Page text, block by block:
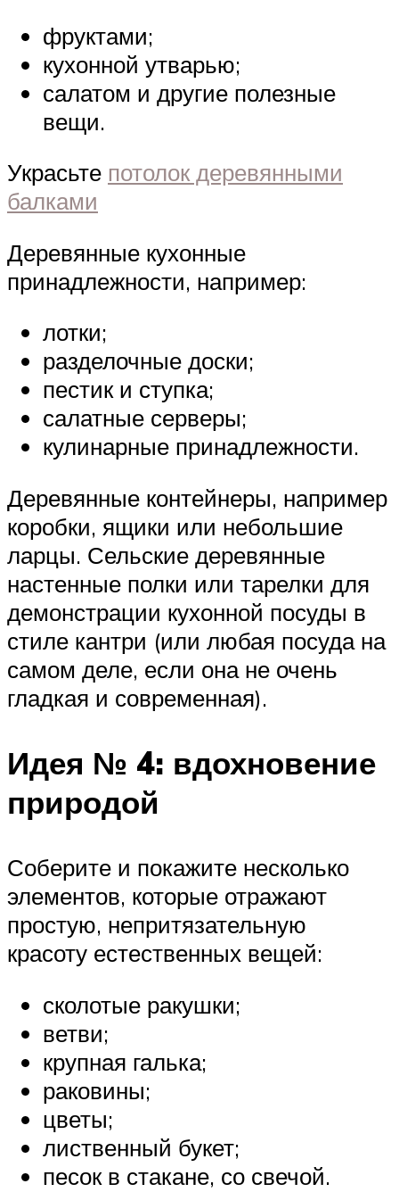
фруктами;
кухонной утварью;
салатом и другие полезные
вещи.
Украсьте потолок деревянными
балками
Деревянные кухонные
принадлежности, например:
лотки;
разделочные доски;
пестик и ступка;
салатные серверы;
кулинарные принадлежности.
Деревянные контейнеры, например
коробки, ящики или небольшие
ларцы. Сельские деревянные
настенные полки или тарелки для
демонстрации кухонной посуды в
стиле кантри (или любая посуда на
самом деле, если она не очень
гладкая и современная).
Идея № 4: вдохновение
природой
Соберите и покажите несколько
элементов, которые отражают
простую, непритязательную
красоту естественных вещей:
сколотые ракушки;
ветви;
крупная галька;
раковины;
цветы;
лиственный букет;
песок в стакане, со свечой.